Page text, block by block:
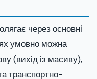
через основні
умовно можна
(вихід із масиву),
транспортно-